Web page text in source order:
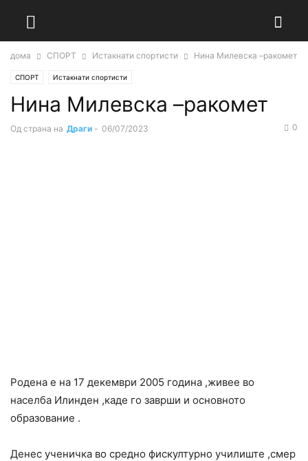
дома СПОРТ Истакнати спортисти Нина Милевска –ракомет
СПОРТ Истакнати спортисти
Нина Милевска –ракомет
Од страна на Драги - 06/07/2023 0
Родена е на 17 декември 2005 година ,живее во
населба Илинден ,каде го заврши и основното
образование .
Денес ученичка во средно фискултурно училиште ,смер